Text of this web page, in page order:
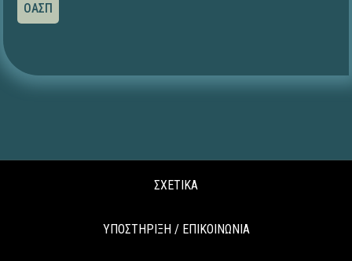
ΟΑΣΠ
ΣΧΕΤΙΚΑ
ΥΠΟΣΤΗΡΙΞΗ / ΕΠΙΚΟΙΝΩΝΙΑ